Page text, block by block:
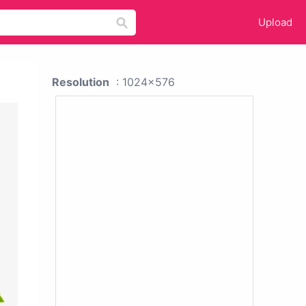
Upload
Resolution : 1024x576